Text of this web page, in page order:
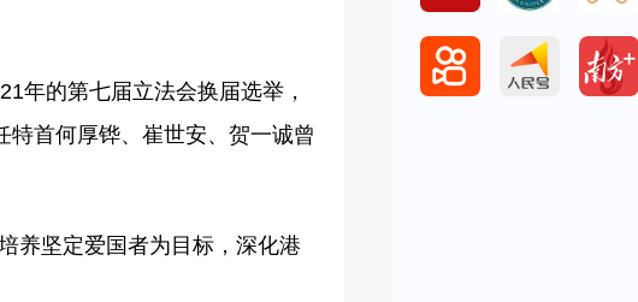
年的第七届立法会换届选举，
首何厚铧、崔世安、贺一诚曾
养坚定爱国者为目标，深化港